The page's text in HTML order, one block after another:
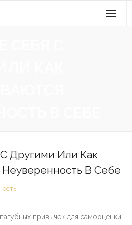
Другими Или Как
В Себе
привычек для самооценки